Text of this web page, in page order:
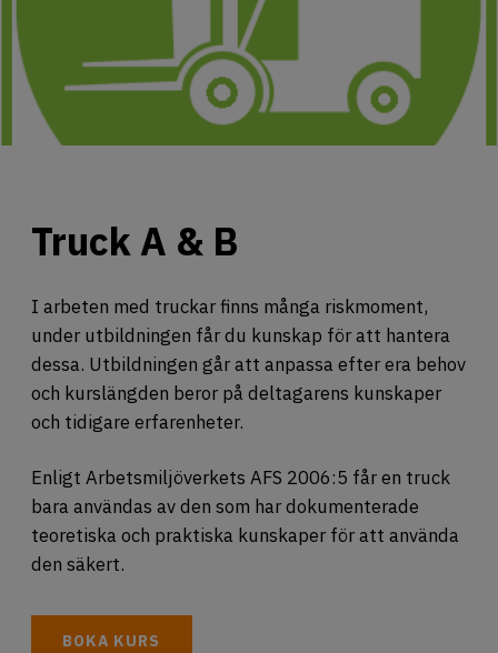
DOKUMENT
OM OSS
JOBBA HOS OSS
Truck A & B
I arbeten med truckar finns många riskmoment,
under utbildningen får du kunskap för att hantera
dessa. Utbildningen går att anpassa efter era behov
och kurslängden beror på deltagarens kunskaper
och tidigare erfarenheter.
Enligt Arbetsmiljöverkets AFS 2006:5 får en truck
bara användas av den som har dokumenterade
teoretiska och praktiska kunskaper för att använda
den säkert.
BOKA KURS